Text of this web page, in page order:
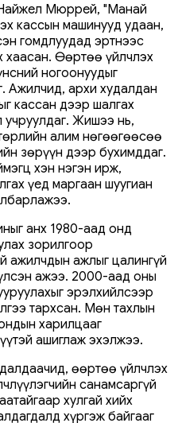
Мюррей, "Манай
кассын машинууд удаан,
гомдлуудад эртнээс
хаасан. Өөртөө үйлчлэх
ногоонуудыг
Ажилчид, архи худалдан
кассан дээр шалгах
учруулдаг. Жишээ нь,
алим нөгөөгөөсөө
зөрүүн дээр бухимддаг.
хэн нэгэн ирж,
үед маргаан шуугиан
анх 1980-аад онд
зорилгоор
ажилчдын ажлыг цалингүй
ажээ. 2000-аад оны
эрэлхийлсээр
тархсан. Мөн тахлын
харилцааг
ашиглаж эхэлжээ.
өөртөө үйлчлэх
санамсаргүй
хулгай хийх
хүргэж байгааг